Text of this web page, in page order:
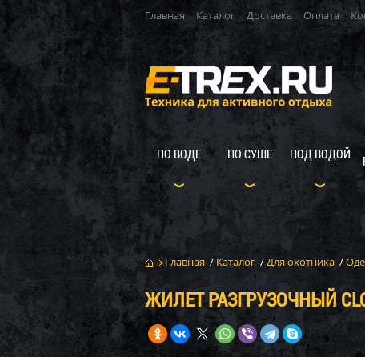
Главная Каталог Доставка Оплата
ПО ВОДЕ ПО СУШЕ ПОД ВОДОЙ
Главная / Каталог /Для охотника /
ЖИЛЕТ РАЗГРУЗОЧНЫЙ